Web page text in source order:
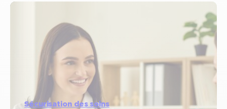
Sécurisation des soins